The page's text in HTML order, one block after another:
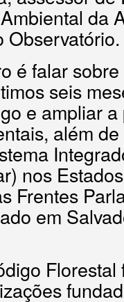
da
Observatório.
é falar
seis
e ampliar
além
nos
Frentes
em